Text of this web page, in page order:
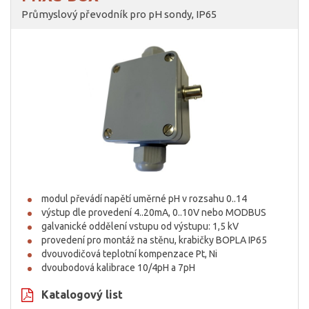
Průmyslový převodník pro pH sondy, IP65
modul převádí napětí uměrné pH v rozsahu 0..14
výstup dle provedení 4..20mA, 0..10V nebo MODBUS
galvanické oddělení vstupu od výstupu: 1,5 kV
provedení pro montáž na stěnu, krabičky BOPLA IP65
dvouvodičová teplotní kompenzace Pt, Ni
dvoubodová kalibrace 10/4pH a 7pH
Katalogový list